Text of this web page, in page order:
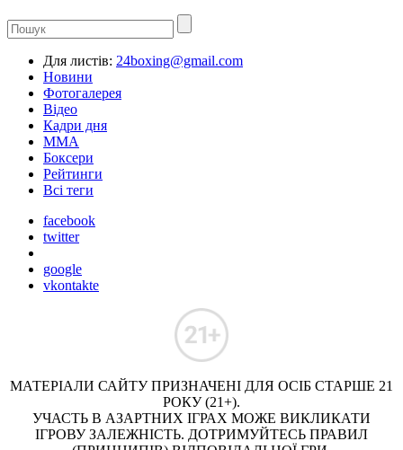
Для листів: 24boxing@gmail.com
Новини
Фотогалерея
Відео
Кадри дня
ММА
Боксери
Рейтинги
Всі теги
facebook
twitter
google
vkontakte
МАТЕРІАЛИ САЙТУ ПРИЗНАЧЕНІ ДЛЯ ОСІБ СТАРШЕ 21
РОКУ (21+).
УЧАСТЬ В АЗАРТНИХ ІГРАХ МОЖЕ ВИКЛИКАТИ
ІГРОВУ ЗАЛЕЖНІСТЬ. ДОТРИМУЙТЕСЬ ПРАВИЛ